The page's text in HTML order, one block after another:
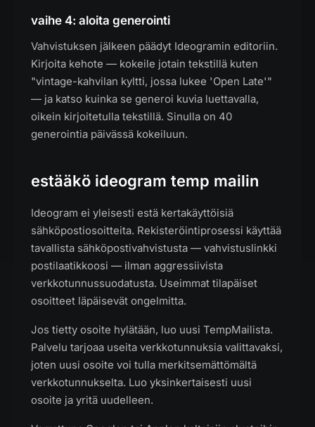
vaihe 4: aloita generointi
Vahvistuksen jälkeen päädyt Ideogramin editoriin.
Kirjoita kehote — kokeile jotain tekstillä kuten
"vintage-kahvilan kyltti, jossa lukee 'Open Late'"
— ja katso kuinka se generoi kuvia luettavalla,
oikein kirjoitetulla tekstillä. Sinulla on 40
generointia päivässä kokeiluun.
estääkö ideogram temp mailin
Ideogram ei yleisesti estä kertakäyttöisiä
sähköpostiosoitteita. Rekisteröintiprosessi käyttää
tavallista sähköpostivahvistusta — vahvistuslinkki
postilaatikkoosi — ilman aggressiivista
verkkotunnussuodatusta. Useimmat tilapäiset
osoitteet läpäisevät ongelmitta.
Jos tietty osoite hylätään, luo uusi TempMailista.
Palvelu tarjoaa useita verkkotunnuksia valittavaksi,
joten uusi osoite voi tulla merkitsemättömältä
verkkotunnukselta. Luo yksinkertaisesti uusi
osoite ja yritä uudelleen.